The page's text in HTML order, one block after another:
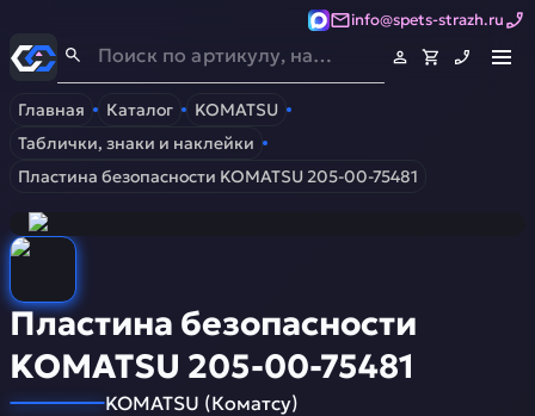
info@spets-strazh.ru
Спец-Страж- Запчасти для спецтехники
Главная Каталог
KOMATSU
Таблички, знаки и наклейки
Пластина безопасности KOMATSU 205-00-75481
Пластина безопасности
KOMATSU 205-00-75481
KOMATSU (Коматсу)